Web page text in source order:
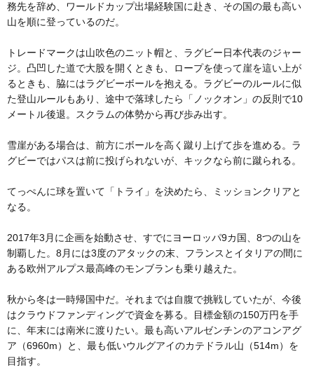
務先を辞め、ワールドカップ出場経験国に赴き、その国の最も高い
山を順に登っているのだ。
トレードマークは山吹色のニット帽と、ラグビー日本代表のジャー
ジ。凸凹した道で大股を開くときも、ロープを使って崖を這い上が
るときも、脇にはラグビーボールを抱える。ラグビーのルールに似
た登山ルールもあり、途中で落球したら「ノックオン」の反則で10
メートル後退。スクラムの体勢から再び歩み出す。
雪崖がある場合は、前方にボールを高く蹴り上げて歩を進める。ラ
グビーではパスは前に投げられないが、キックなら前に蹴られる。
てっぺんに球を置いて「トライ」を決めたら、ミッションクリアと
なる。
2017年3月に企画を始動させ、すでにヨーロッパ9カ国、8つの山を
制覇した。8月には3度のアタックの末、フランスとイタリアの間に
ある欧州アルプス最高峰のモンブランも乗り越えた。
秋から冬は一時帰国中だ。それまでは自腹で挑戦していたが、今後
はクラウドファンディングで資金を募る。目標金額の150万円を手
に、年末には南米に渡りたい。最も高いアルゼンチンのアコンアグ
ア（6960m）と、最も低いウルグアイのカテドラル山（514m）を
目指す。